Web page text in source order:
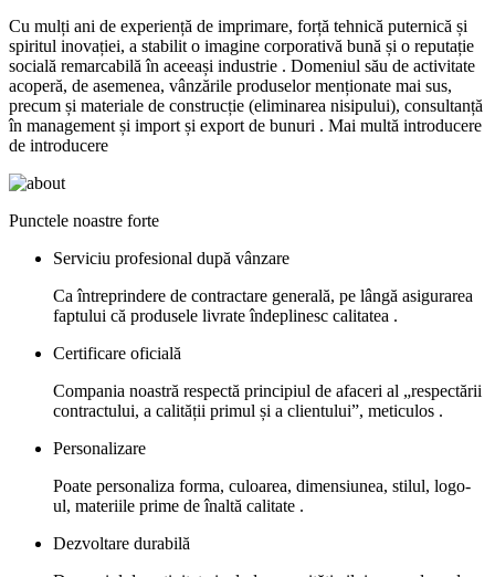
Cu mulți ani de experiență de imprimare, forță tehnică puternică și
spiritul inovației, a stabilit o imagine corporativă bună și o reputație
socială remarcabilă în aceeași industrie . Domeniul său de activitate
acoperă, de asemenea, vânzările produselor menționate mai sus,
precum și materiale de construcție (eliminarea nisipului), consultanță
în management și import și export de bunuri . Mai multă introducere
de introducere
Punctele noastre forte
Serviciu profesional după vânzare
Ca întreprindere de contractare generală, pe lângă asigurarea
faptului că produsele livrate îndeplinesc calitatea .
Certificare oficială
Compania noastră respectă principiul de afaceri al „respectării
contractului, a calității primul și a clientului”, meticulos .
Personalizare
Poate personaliza forma, culoarea, dimensiunea, stilul, logo-
ul, materiile prime de înaltă calitate .
Dezvoltare durabilă